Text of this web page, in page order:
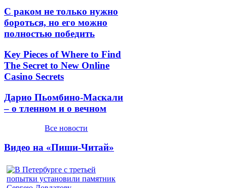
С раком не только нужно
бороться, но его можно
полностью победить
Key Pieces of Where to Find
The Secret to New Online
Casino Secrets
Дарио Пьомбино-Маскали
– о тленном и о вечном
Все новости
Видео на «Пиши-Читай»